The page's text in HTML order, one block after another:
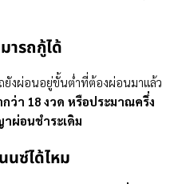
ารถกู้ได้
ยังผ่อนอยู่ขั้นต่ำที่ต้องผ่อนมาแล้ว
ว่า 18 งวด หรือประมาณครึ่ง
ผ่อนชำระเดิม
ซ์ได้ไหม